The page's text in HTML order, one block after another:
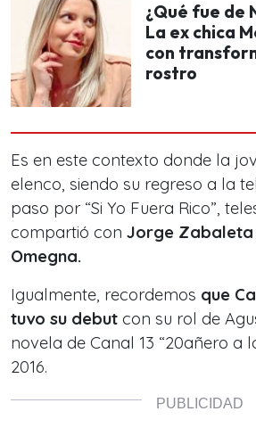
¿Qué fue de
La ex chica
con
rostro
Es en este contexto donde la
elenco, siendo su regreso a la
paso por “Si Yo Fuera Rico”,
compartió con Jorge Zabaleta
Omegna.
Igualmente, recordemos que
tuvo su debut con su rol de
novela de Canal 13 “20añero a
2016.